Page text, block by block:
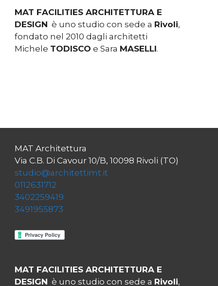
MAT FACILITIES ARCHITETTURA E
DESIGN è uno studio con sede a Rivoli,
fondato nel 2010 dagli architetti
Michele TODISCO e Sara MASELLI.
MAT Architettura
Via C.B. Di Cavour 10/B, 10098 Rivoli (TO)
studio@architettimt.it
0112631712
3402259419
3491955873
MAT FACILITIES ARCHITETTURA E
DESIGN è uno studio con sede a Rivoli,